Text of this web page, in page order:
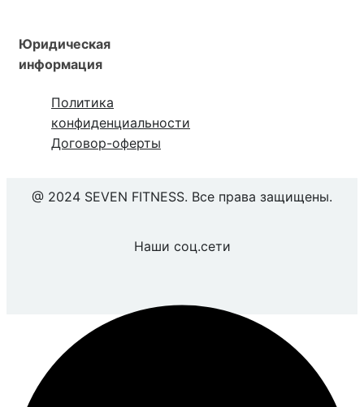
Юридическая
информация
Политика
конфиденциальности
Договор-оферты
@ 2024 SEVEN FITNESS. Все права защищены.
Наши соц.сети